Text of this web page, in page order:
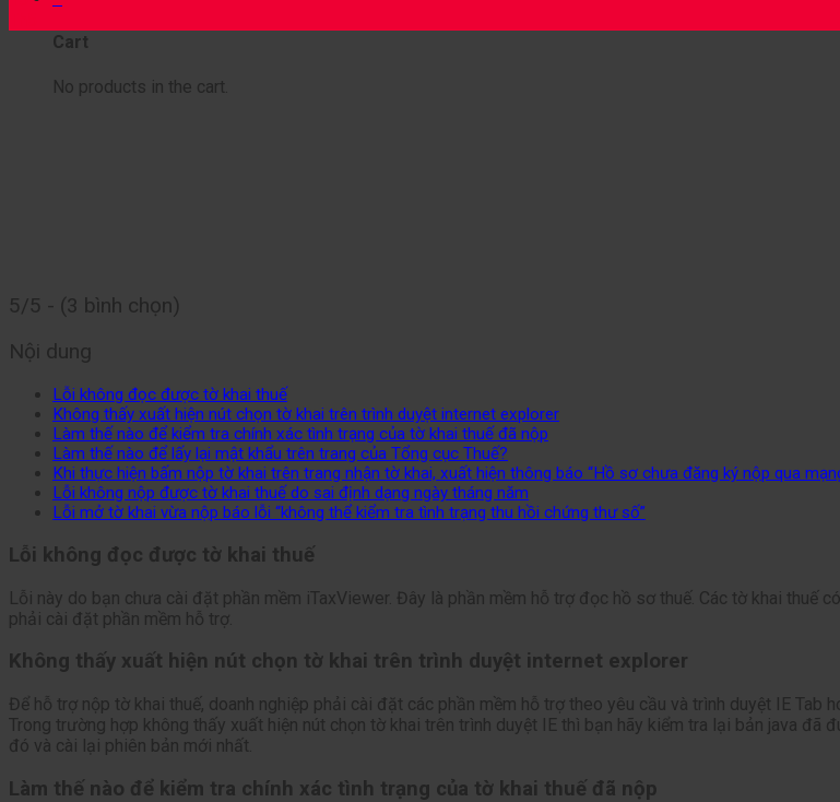
Cart
No products in the cart.
5/5 - (3 bình chọn)
Nội dung
Lỗi không đọc được tờ khai thuế
Không thấy xuất hiện nút chọn tờ khai trên trình duyệt internet explorer
Làm thế nào để kiểm tra chính xác tình trạng của tờ khai thuế đã nộp
Làm thế nào để lấy lại mật khẩu trên trang của Tổng cục Thuế?
Khi thực hiện bấm nộp tờ khai trên trang nhận tờ khai, xuất hiện thông báo “Hồ sơ chưa đăng ký nộp qua
Lỗi không nộp được tờ khai thuế do sai định dạng ngày tháng năm
Lỗi mở tờ khai vừa nộp báo lỗi “không thể kiểm tra tình trạng thu hồi chứng thư số”
Lỗi không đọc được tờ khai thuế
Lỗi này do bạn chưa cài đặt phần mềm iTaxViewer. Đây là phần mềm hỗ trợ đọc hồ sơ thuế. Các tờ khai
phải cài đặt phần mềm hỗ trợ.
Không thấy xuất hiện nút chọn tờ khai trên trình duyệt internet explorer
Để hỗ trợ nộp tờ khai thuế, doanh nghiệp phải cài đặt các phần mềm hỗ trợ theo yêu cầu và trình duyệt IE Tab
Trong trường hợp không thấy xuất hiện nút chọn tờ khai trên trình duyệt IE thì bạn hãy kiểm tra lại bản java đã
đó và cài lại phiên bản mới nhất.
Làm thế nào để kiểm tra chính xác tình trạng của tờ khai thuế đã nộp